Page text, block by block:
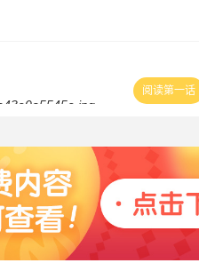
阅读第一话